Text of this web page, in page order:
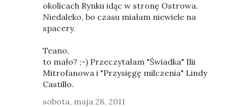
okolicach Rynku idąc w stronę Ostrowa.
Niedaleko, bo czasu miałam niewiele na
spacery.
Teano,
to mało? ;-) Przeczytałam "Świadka" Ilii
Mitrofanowa i "Przysięgę milczenia" Lindy
Castillo.
sobota, maja 28, 2011